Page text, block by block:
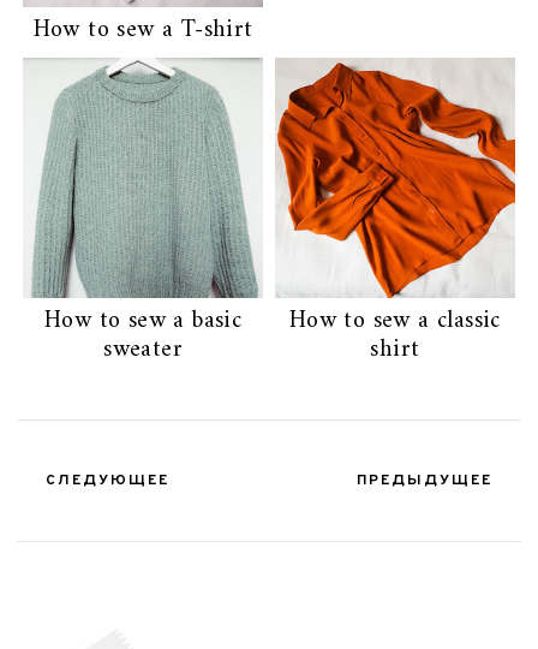
How to sew a T-shirt
How to sew a basic
sweater
How to sew a classic
shirt
СЛЕДУЮЩЕЕ ПРЕДЫДУЩЕЕ